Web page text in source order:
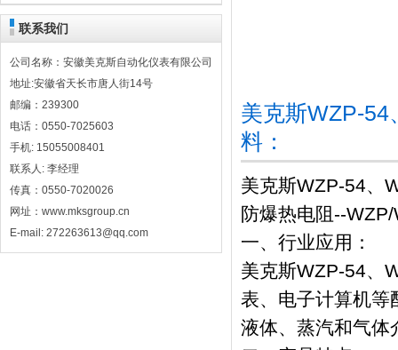
联系我们
公司名称：安徽美克斯自动化仪表有限公司
地址:安徽省天长市唐人街14号
邮编：239300
电话：0550-7025603
手机: 15055008401
联系人: 李经理
传真：0550-7020026
网址：www.mksgroup.cn
E-mail: 272263613@qq.com
美克斯WZP-54
料：
美克斯WZP-54、
防爆热电阻--
一、行业应用：
美克斯WZP-54、
表、电子计算机
液体、蒸汽和气体